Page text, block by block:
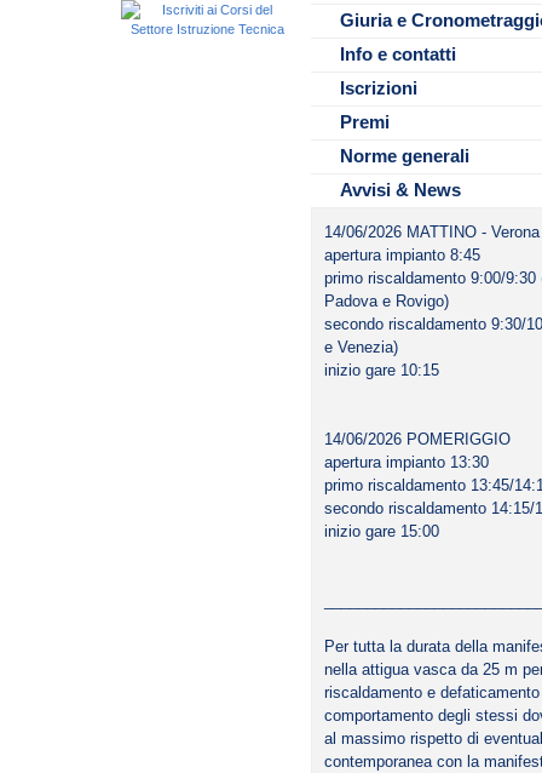
Giuria e
Info e contatti
SOCIETARIA
Iscrizioni
POMERIGGIO DI GIOVEDI’
GIUGNO 2026.
Premi
alle gare individuali che alle
Verranno inoltre premiate le
punteggio FINA, ottenute
Ragazzi, Junior, Cadetti e
Norme generali
effettivamente disponibili,
atleti aventi diritto che non
In alcune gare, il differente
determinare tempi limite tra
Avvisi & News
14/06/2026 MATTINO -
apertura impianto 8:45
primo riscaldamento 9:00/
Padova e Rovigo)
secondo riscaldamento 9:30/
e Venezia)
inizio gare 10:15
14/06/2026 POMERIGGIO
apertura impianto 13:30
primo riscaldamento 13:45/
secondo riscaldamento 14:15/
inizio gare 15:00
Per tutta la durata della
nella attigua vasca da 25 m
riscaldamento e
comportamento degli stessi
al massimo rispetto di
contemporanea con la